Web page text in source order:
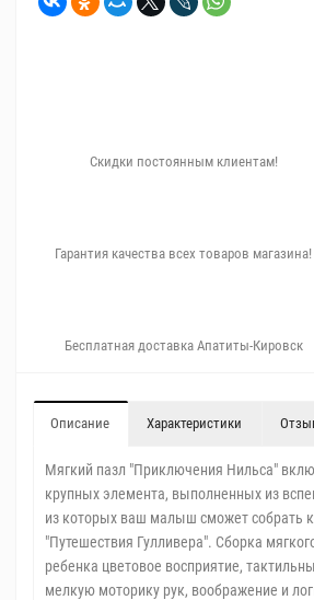
Скидки постоянным клиентам!
Гарантия качества всех товаров магазина!
Бесплатная доставка Апатиты-Кировск
Описание Характеристики
Мягкий пазл "Приключения Нильса"
крупных элемента, выполненных из
из которых ваш малыш сможет собрать
"Путешествия Гулливера". Сборка
ребенка цветовое восприятие,
мелкую моторику рук, воображение и